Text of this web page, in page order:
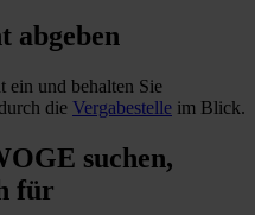
abgeben
ein und behalten Sie
die Vergabestelle im Blick.
suchen,
für